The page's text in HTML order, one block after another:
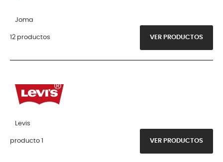
Joma
12 productos VER PRODUCTOS
Levis
producto 1 VER PRODUCTOS